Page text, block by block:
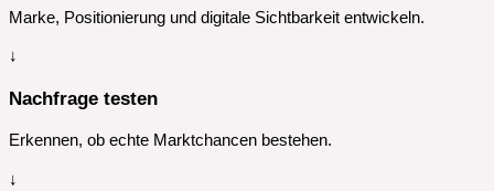
Marke, Positionierung und digitale Sichtbarkeit entwickeln.
↓
Nachfrage testen
Erkennen, ob echte Marktchancen bestehen.
↓